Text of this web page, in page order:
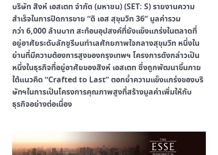
บริษัท สิงห์ เอสเตท จำกัด (มหาชน) (SET: S) รายงานความ
สำเร็จในการปิดการขาย “ดิ เอส สุขุมวิท 36” มูลค่ารวม
กว่า 6,000 ล้านบาท สะท้อนอุปสงค์ที่ยังแข็งแกร่งในตลาดที่
อยู่อาศัยระดับลักชูรีบนทำเลศักยภาพใจกลางสุขุมวิท หนึ่งใน
ย่านที่มีความต้องการสูงของกรุงเทพฯ โครงการดังกล่าวเป็น
หนึ่งในธุรกิจที่อยู่อาศัยของสิงห์ เอสเตท ซึ่งถูกพัฒนาขึ้นภาย
ใต้แนวคิด “Crafted to Last” ตอกย้ำความแข็งแกร่งของบริ
ษัทฯในการเป็นโครงการคุณภาพสูงที่สร้างมูลค่าเพิ่มให้กับ
ธุรกิจอย่างต่อเนื่อง